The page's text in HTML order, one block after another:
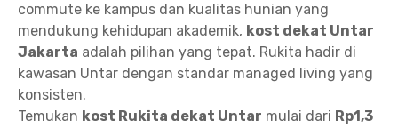
commute ke kampus dan kualitas hunian yang
mendukung kehidupan akademik, kost dekat Untar
Jakarta adalah pilihan yang tepat. Rukita hadir di
kawasan Untar dengan standar managed living yang
konsisten.
Temukan kost Rukita dekat Untar mulai dari Rp1,3